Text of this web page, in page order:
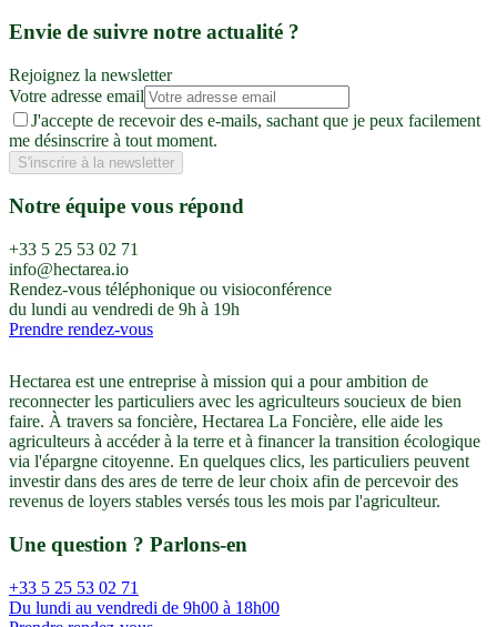
Envie de suivre notre actualité ?
Rejoignez la newsletter
Votre adresse email
J'accepte de recevoir des e-mails, sachant que je peux facilement
me désinscrire à tout moment.
S'inscrire à la newsletter
Notre équipe vous répond
+33 5 25 53 02 71
info@hectarea.io
Rendez-vous téléphonique ou visioconférence
du lundi au vendredi de 9h à 19h
Prendre rendez-vous
Hectarea est une entreprise à mission qui a pour ambition de
reconnecter les particuliers avec les agriculteurs soucieux de bien
faire. À travers sa foncière, Hectarea La Foncière, elle aide les
agriculteurs à accéder à la terre et à financer la transition écologique
via l'épargne citoyenne. En quelques clics, les particuliers peuvent
investir dans des ares de terre de leur choix afin de percevoir des
revenus de loyers stables versés tous les mois par l'agriculteur.
Une question ? Parlons-en
+33 5 25 53 02 71
Du lundi au vendredi de 9h00 à 18h00